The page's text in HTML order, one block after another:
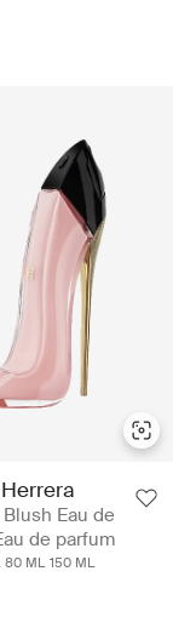
Eau de
de parfum
80 ML 150 ML